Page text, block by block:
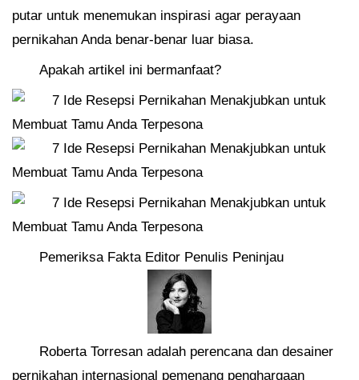
putar untuk menemukan inspirasi agar perayaan
pernikahan Anda benar-benar luar biasa.
Apakah artikel ini bermanfaat?
Pemeriksa Fakta Editor Penulis Peninjau
Roberta Torresan adalah perencana dan desainer
pernikahan internasional pemenang penghargaan